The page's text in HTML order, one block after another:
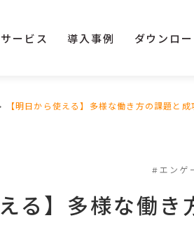
サービス 導入事例 ダウンロ
【明日から使える】多様な働き方の課題と
#エンゲ
る】多様な働き